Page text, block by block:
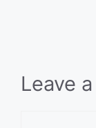
Leave